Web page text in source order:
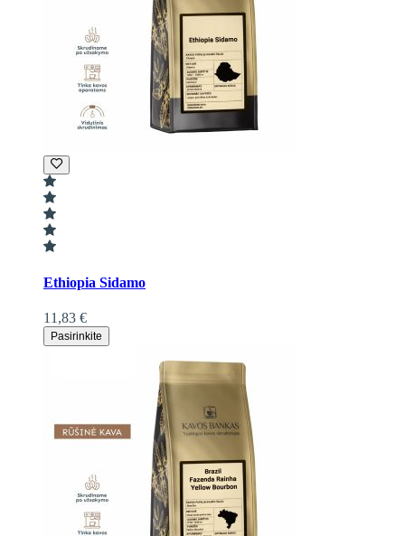
Ethiopia Sidamo
11,83 €
Pasirinkite